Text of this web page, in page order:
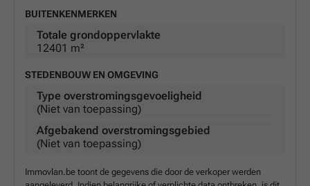
BUITENKENMERKEN
Totale grondoppervlakte
12401 m²
STEDENBOUW EN OMGEVING
Type overstromingsgevoeligheid
(Niet van toepassing)
Afgebakend overstromingsgebied
(Niet van toepassing)
Immovlan.be toont de gegevens die door de verkoper werden